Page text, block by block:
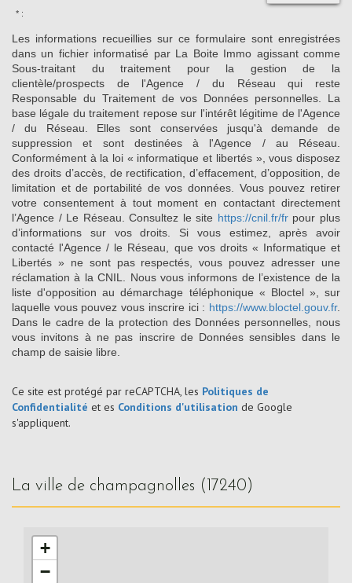
* :
Les informations recueillies sur ce formulaire sont enregistrées
dans un fichier informatisé par La Boite Immo agissant comme
Sous-traitant du traitement pour la gestion de la
clientèle/prospects de l'Agence / du Réseau qui reste
Responsable du Traitement de vos Données personnelles. La
base légale du traitement repose sur l'intérêt légitime de l'Agence
/ du Réseau. Elles sont conservées jusqu'à demande de
suppression et sont destinées à l'Agence / au Réseau.
Conformément à la loi « informatique et libertés », vous disposez
des droits d’accès, de rectification, d’effacement, d’opposition, de
limitation et de portabilité de vos données. Vous pouvez retirer
votre consentement à tout moment en contactant directement
l’Agence / Le Réseau. Consultez le site https://cnil.fr/frpour plus
d’informations sur vos droits. Si vous estimez, après avoir
contacté l'Agence / le Réseau, que vos droits « Informatique et
Libertés » ne sont pas respectés, vous pouvez adresser une
réclamation à la CNIL. Nous vous informons de l’existence de la
liste d'opposition au démarchage téléphonique « Bloctel », sur
laquelle vous pouvez vous inscrire ici : https://www.bloctel.gouv.fr.
Dans le cadre de la protection des Données personnelles, nous
vous invitons à ne pas inscrire de Données sensibles dans le
champ de saisie libre.
Ce site est protégé par reCAPTCHA, les Politiques de
Confidentialité et es Conditions d'utilisation de Google
s'appliquent.
la ville de champagnolles (17240)
+
−